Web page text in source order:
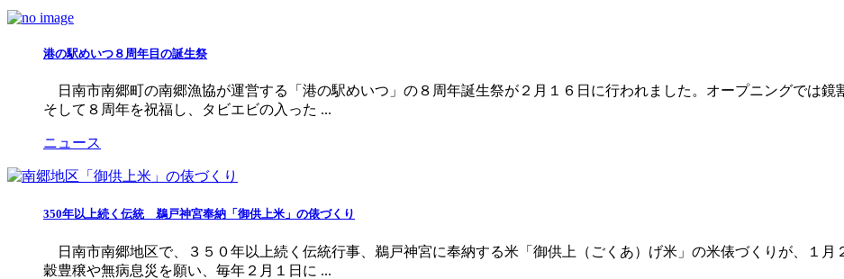
港の駅めいつ８周年目の誕生祭
日南市南郷町の南郷漁協が運営する「港の駅めいつ」の８周年誕生祭が２月１６日に行われました。オープニングでは
そして８周年を祝福し、タビエビの入った ...
ニュース
350年以上続く伝統 鵜戸神宮奉納「御供上米」の俵づくり
日南市南郷地区で、３５０年以上続く伝統行事、鵜戸神宮に奉納する米「御供上（ごくあ）げ米」の米俵づくりが、１
穀豊穣や無病息災を願い、毎年２月１日に ...